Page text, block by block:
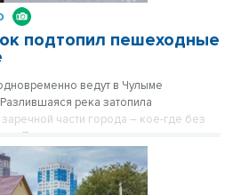
подтопил пешеходные
ведут в Чулыме
река затопила
части города – кое-где без
Тем временем начинают полыхать
угрожая населенным пунктам.